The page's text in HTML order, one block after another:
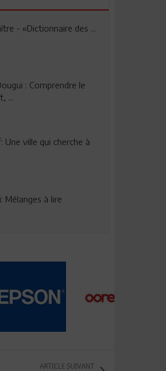
- «Dictionnaire des ...
: Comprendre le
...
Une ville qui cherche à
Mélanges à lire
ARTICLE SUIVANT